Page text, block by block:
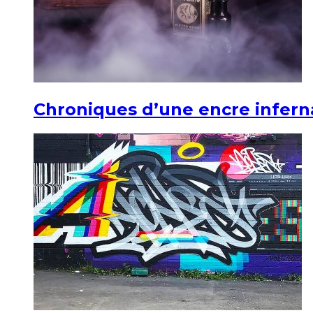
Chroniques d’une encre